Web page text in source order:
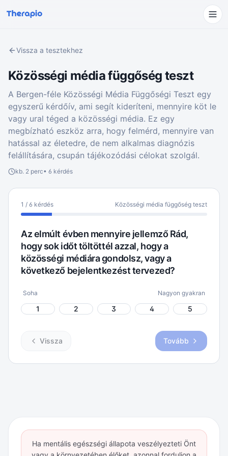
Vissza a tesztekhez
Közösségi média függőség teszt
A Bergen-féle Közösségi Média Függőségi Teszt egy
egyszerű kérdőív, ami segít kideríteni, mennyire köt le
vagy ural téged a közösségi média. Ez egy
megbízható eszköz arra, hogy felmérd, mennyire van
hatással az életedre, de nem alkalmas diagnózis
felállítására, csupán tájékozódási célokat szolgál.
kb. 2 perc• 6 kérdés
1 / 6 kérdés Közösségi média függőség teszt
Az elmúlt évben mennyire jellemző Rád,
hogy sok időt töltöttél azzal, hogy a
közösségi médiára gondolsz, vagy a
következő bejelentkezést tervezed?
Soha Nagyon gyakran
1 2 3 4 5
Vissza Tovább
Ha mentális egészségi állapota veszélyezteti Önt